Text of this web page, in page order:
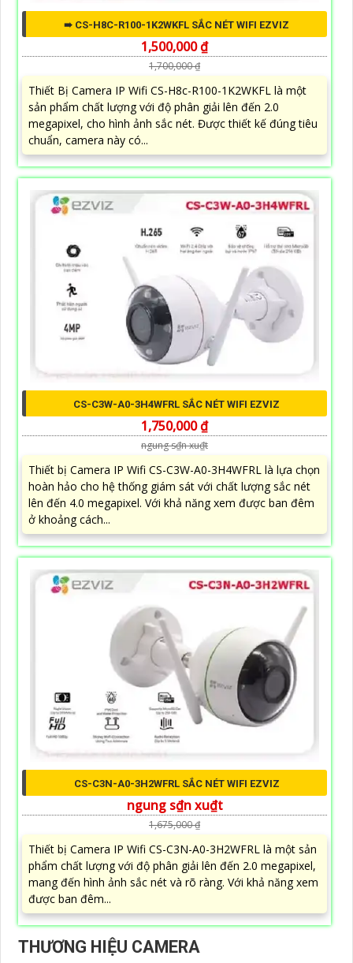
➠ CS-H8C-R100-1K2WKFL SẮC NÉT WIFI EZVIZ
1,500,000 ₫
1,700,000 ₫
Thiết Bị Camera IP Wifi CS-H8c-R100-1K2WKFL là một
sản phẩm chất lượng với độ phân giải lên đến 2.0
megapixel, cho hình ảnh sắc nét. Được thiết kế đúng tiêu
chuẩn, camera này có...
CS-C3W-A0-3H4WFRL SẮC NÉT WIFI EZVIZ
1,750,000 ₫
ngung s₫n xu₫t
Thiết bị Camera IP Wifi CS-C3W-A0-3H4WFRL là lựa chọn
hoàn hảo cho hệ thống giám sát với chất lượng sắc nét
lên đến 4.0 megapixel. Với khả năng xem được ban đêm
ở khoảng cách...
CS-C3N-A0-3H2WFRL SẮC NÉT WIFI EZVIZ
ngung s₫n xu₫t
1,675,000 ₫
Thiết bị Camera IP Wifi CS-C3N-A0-3H2WFRL là một sản
phẩm chất lượng với độ phân giải lên đến 2.0 megapixel,
mang đến hình ảnh sắc nét và rõ ràng. Với khả năng xem
được ban đêm...
THƯƠNG HIỆU CAMERA